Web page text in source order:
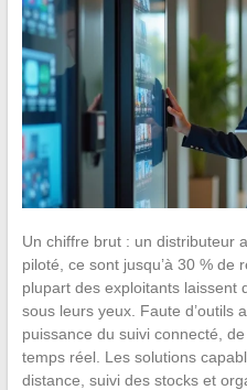
Un chiffre brut : un distributeur
piloté, ce sont jusqu’à 30 % de
plupart des exploitants laissent
sous leurs yeux. Faute d’outils
puissance du suivi connecté,
temps réel. Les solutions
distance, suivi des stocks et